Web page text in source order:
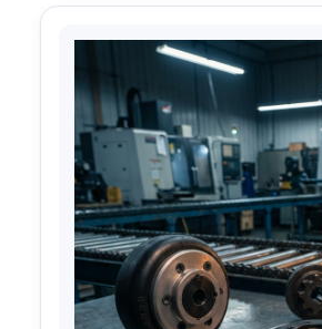
pour traiter ma demande.Politique
de devis